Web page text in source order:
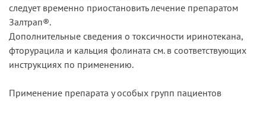
следует временно приостановить лечение препаратом
Залтрап®.
Дополнительные сведения о токсичности иринотекана,
фторурацила и кальция фолината см. в соответствующих
инструкциях по применению.
Применение препарата у особых групп пациентов